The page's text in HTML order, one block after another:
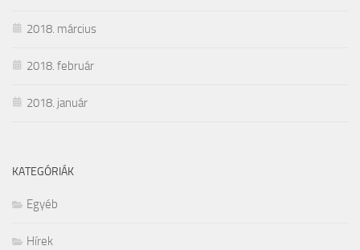
2018. március
2018. február
2018. január
KATEGÓRIÁK
Egyéb
Hírek